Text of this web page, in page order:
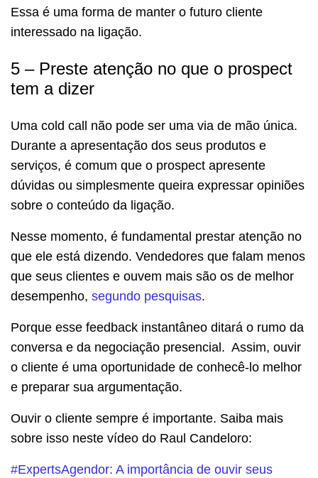
Essa é uma forma de manter o futuro cliente
interessado na ligação.
5 – Preste atenção no que o prospect
tem a dizer
Uma cold call não pode ser uma via de mão única.
Durante a apresentação dos seus produtos e
serviços, é comum que o prospect apresente
dúvidas ou simplesmente queira expressar opiniões
sobre o conteúdo da ligação.
Nesse momento, é fundamental prestar atenção no
que ele está dizendo. Vendedores que falam menos
que seus clientes e ouvem mais são os de melhor
desempenho, segundo pesquisas.
Porque esse feedback instantâneo ditará o rumo da
conversa e da negociação presencial. Assim, ouvir
o cliente é uma oportunidade de conhecê-lo melhor
e preparar sua argumentação.
Ouvir o cliente sempre é importante. Saiba mais
sobre isso neste vídeo do Raul Candeloro:
#ExpertsAgendor: A importância de ouvir seus